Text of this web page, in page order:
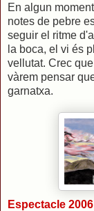
En algun
notes de pebre
seguir el ritme
la boca, el vi és
vellutat. Crec
vàrem pensar
garnatxa.
Espectacle 2006